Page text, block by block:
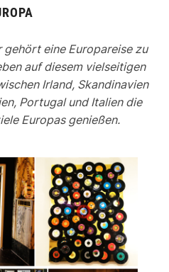
eine Europareise zu
auf diesem vielseitigen
Irland, Skandinavien
Portugal und Italien die
Europas genießen.